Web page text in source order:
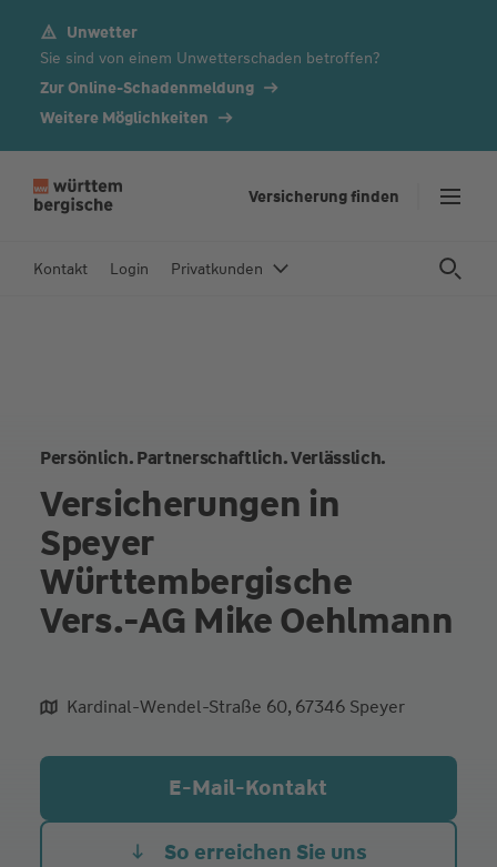
Unwetter
Sie sind von einem Unwetterschaden betroffen?
Zur Online-Schadenmeldung
Weitere Möglichkeiten
ri
Versicherung finden
Kontakt Login Privatkunden
Persönlich. Partnerschaftlich. Verlässlich.
Versicherungen in
Speyer
Württembergische
Vers.-AG Mike Oehlmann
aliqua culpa cillum ullamco
Kardinal-Wendel-Straße 60, 67346 Speyer
E-Mail-Kontakt
So erreichen Sie uns